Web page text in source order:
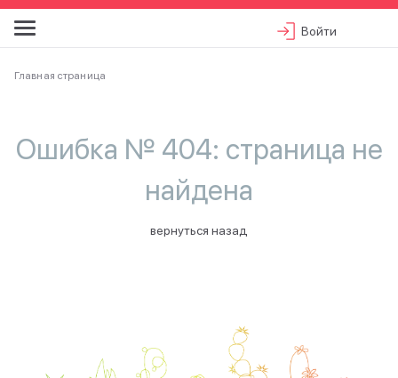
Войти
Главная страница
Ошибка № 404: страница не
найдена
вернуться назад